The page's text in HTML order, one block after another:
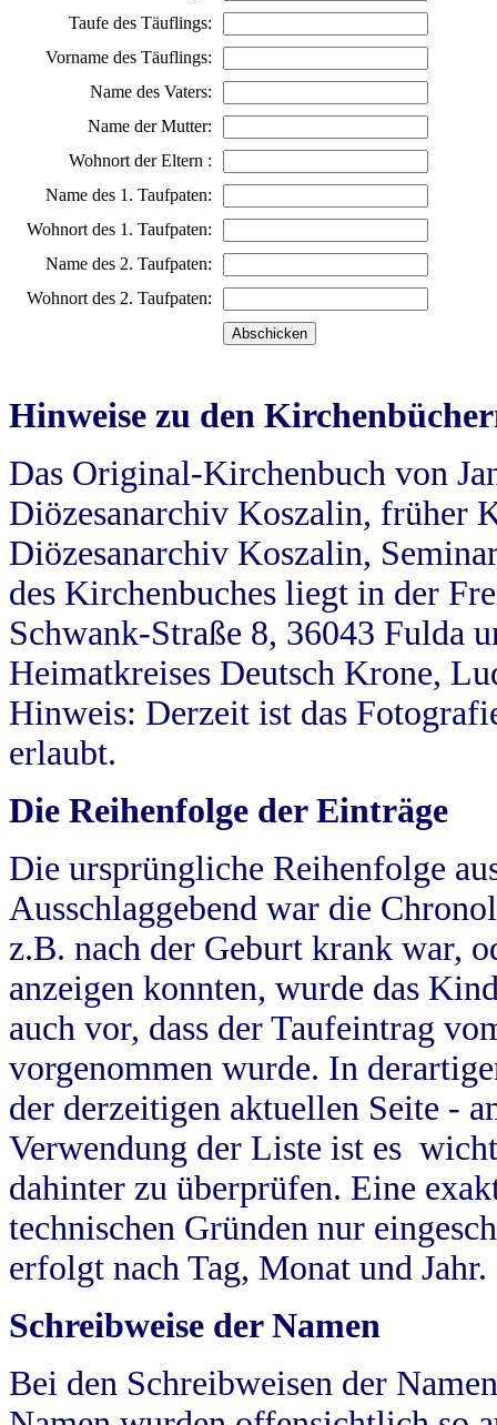
Taufe des Täuflings:
Vorname des Täuflings:
Name des Vaters:
Name der Mutter:
Wohnort der Eltern :
Name des 1. Taufpaten:
Wohnort des 1. Taufpaten:
Name des 2. Taufpaten:
Wohnort des 2. Taufpaten:
Hinweise zu den
Das Original-Kirchenbuch von
Diözesanarchiv Koszalin, früher
Diözesanarchiv Koszalin,
des Kirchenbuches liegt in der
Schwank-Straße 8, 36043 Fulda
Heimatkreises Deutsch Krone,
Hinweis: Derzeit ist das
erlaubt.
Die Reihenfolge der Einträge
Die ursprüngliche Reihenfolge
Ausschlaggebend war die
z.B. nach der Geburt krank war,
anzeigen konnten, wurde das
auch vor, dass der Taufeintrag
vorgenommen wurde. In
der derzeitigen aktuellen Seite -
Verwendung der Liste ist es
dahinter zu überprüfen. Eine
technischen Gründen nur
erfolgt nach Tag, Monat und Jahr.
Schreibweise der Namen
Bei den Schreibweisen der